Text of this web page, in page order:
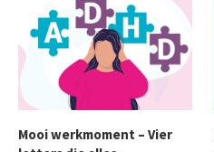
Mooi werkmoment – Vier